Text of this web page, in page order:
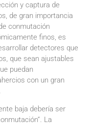
y captura de
de gran importancia
conmutación
finos, es
detectores que
que sean ajustables
puedan
con un gran
baja debería ser
La